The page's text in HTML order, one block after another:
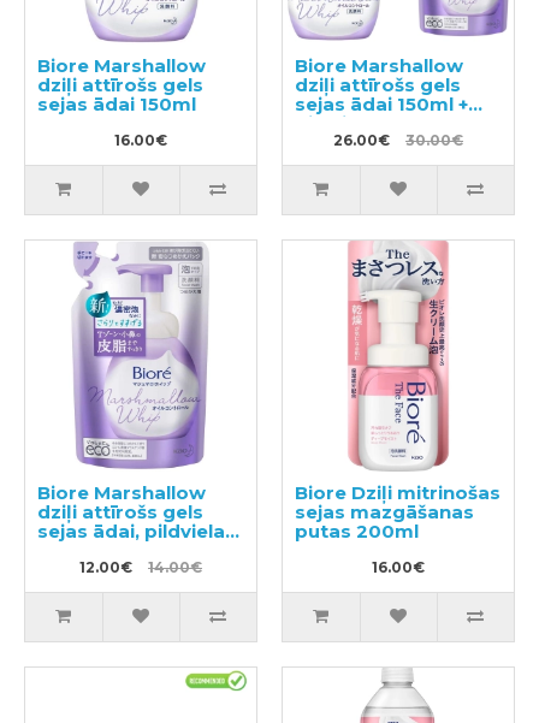
Biore Marshallow
dziļi attīrošs gels
sejas ādai 150ml
16.00€
Biore Marshallow
dziļi attīrošs gels
sejas ādai 150ml +
pildviela 130ml
26.00€ 30.00€
Biore Marshallow
dziļi attīrošs gels
sejas ādai, pildviela
12.00€ 14.00€
Biore Dziļi mitrinošas
sejas mazgāšanas
putas 200ml
16.00€